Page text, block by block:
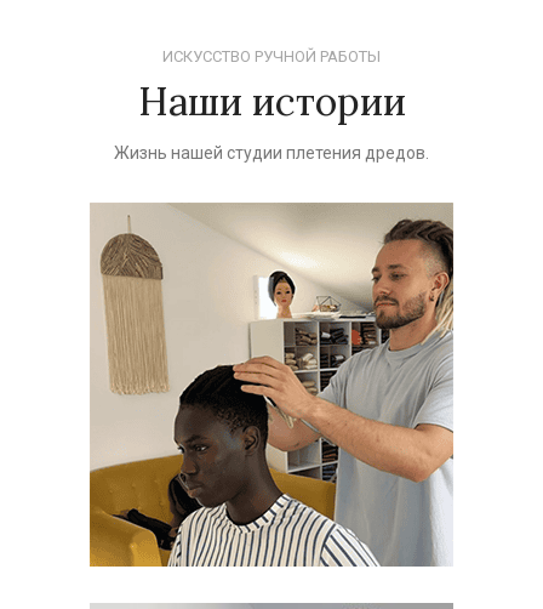
ИСКУССТВО РУЧНОЙ РАБОТЫ
Наши истории
Жизнь нашей студии плетения дредов.